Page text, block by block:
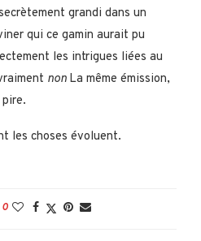
grandi dans un
qui ce gamin aurait pu
les intrigues liées au
non La même émission,
les choses évoluent.
0